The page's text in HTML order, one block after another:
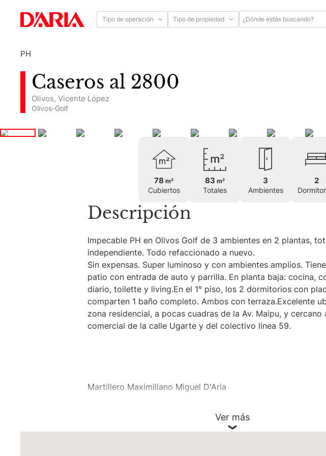
Tipo de operación Tipo de propiedad
PH
Caseros al 2800
Olivos, Vicente López
Olivos-Golf
78 m²
Cubiertos
83 m²
Totales
3
Ambientes
2
Descripción
Impecable PH en Olivos Golf de 3 ambientes en 2 plantas,
independiente. Todo refaccionado a nuevo.
Sin expensas. Super luminoso y con ambientes amplios.
patio con entrada de auto y parrilla. En planta baja: cocina,
diario, toilette y living.En el 1° piso, los 2 dormitorios con
comparten 1 baño completo. Ambos con terraza.Excelente
zona residencial, a pocas cuadras de la Av. Maipu, y cercano
comercial de la calle Ugarte y del colectivo linea 59.
Martillero Maximiliano Miguel D'Aria
Av. Libertador 4189 - La Lucila - Prov. de Bs. As.
Ver más